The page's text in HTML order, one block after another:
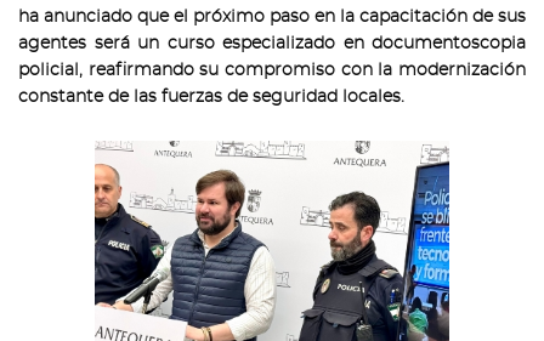
ha anunciado que el próximo paso en la capacitación de sus
agentes será un curso especializado en documentoscopia
policial, reafirmando su compromiso con la modernización
constante de las fuerzas de seguridad locales.